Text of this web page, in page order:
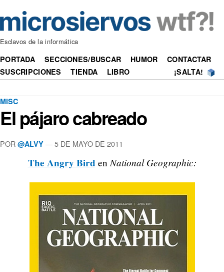
Esclavos de la informática
PORTADA SECCIONES/BUSCAR HUMOR
CONTACTAR
SUSCRIPCIONES
TIENDA LIBRO ¡SALTA!
MISC
El pájaro cabreado
POR @ALVY —5 DE MAYO DE 2011
The Angry BirdenNational Geographic: